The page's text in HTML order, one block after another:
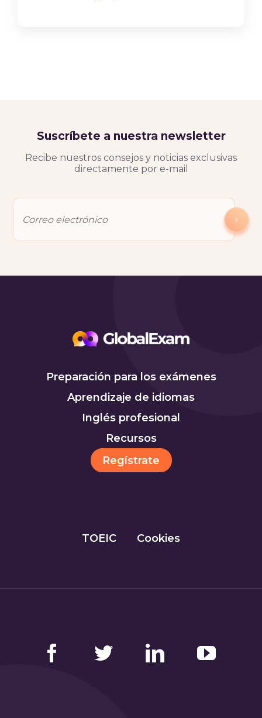
Suscríbete a nuestra newsletter
Recibe nuestros consejos y noticias exclusivas
directamente por e-mail
Preparación para los exámenes
Aprendizaje de idiomas
Inglés profesional
Recursos
Regístrate
TOEIC Cookies